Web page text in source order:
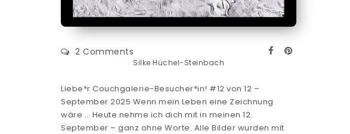
Silke Hüchel-Steinbach
2 Comments
Liebe*r Couchgalerie-Besucher*in! #12 von 12 –
September 2025 Wenn mein Leben eine Zeichnung
wäre … Heute nehme ich dich mit in meinen 12.
September – ganz ohne Worte. Alle Bilder wurden mit